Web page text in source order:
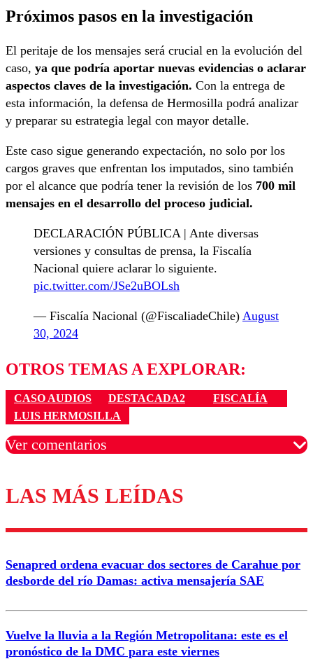
Próximos pasos en la investigación
El peritaje de los mensajes será crucial en la evolución del
caso, ya que podría aportar nuevas evidencias o aclarar
aspectos claves de la investigación. Con la entrega de
esta información, la defensa de Hermosilla podrá analizar
y preparar su estrategia legal con mayor detalle.
Este caso sigue generando expectación, no solo por los
cargos graves que enfrentan los imputados, sino también
por el alcance que podría tener la revisión de los 700 mil
mensajes en el desarrollo del proceso judicial.
DECLARACIÓN PÚBLICA | Ante diversas
versiones y consultas de prensa, la Fiscalía
Nacional quiere aclarar lo siguiente.
pic.twitter.com/JSe2uBOLsh
— Fiscalía Nacional (@FiscaliadeChile) August
30, 2024
OTROS TEMAS A EXPLORAR:
CASO AUDIOS DESTACADA2
FISCALÍA
LUIS HERMOSILLA
Ver comentarios
Los comentarios son moderados para garantizar un
diálogo respetuoso.
Correo
Enviar comentario
LAS MÁS LEÍDAS
Senapred ordena evacuar dos sectores de Carahue por
desborde del río Damas: activa mensajería SAE
Vuelve la lluvia a la Región Metropolitana: este es el
pronóstico de la DMC para este viernes